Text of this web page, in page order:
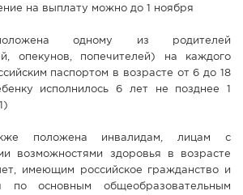
на выплату можно до 1 ноября
одному из родителей
опекунов, попечителей) на каждого
паспортом в возрасте от 6 до 18
исполнилось 6 лет не позднее 1
положена инвалидам, лицам с
возможностями здоровья в возрасте
имеющим российское гражданство и
по основным общеобразовательным